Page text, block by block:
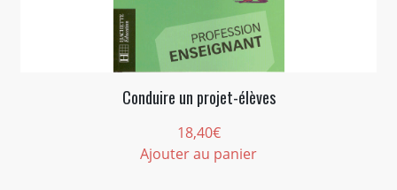
Conduire un projet-élèves
18,40€
Ajouter au panier